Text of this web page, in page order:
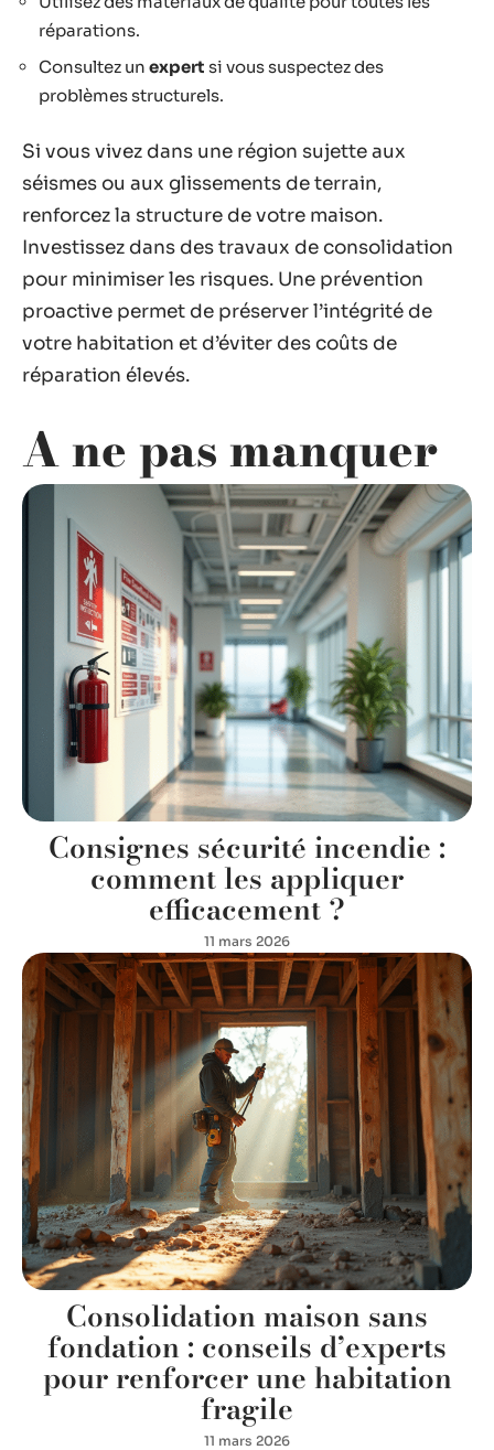
réparations.
Consultez un expert si vous suspectez des
problèmes structurels.
Si vous vivez dans une région sujette aux
séismes ou aux glissements de terrain,
renforcez la structure de votre maison.
Investissez dans des travaux de consolidation
pour minimiser les risques. Une prévention
proactive permet de préserver l’intégrité de
votre habitation et d’éviter des coûts de
réparation élevés.
A ne pas manquer
Consignes sécurité incendie :
comment les appliquer
efficacement ?
11 mars 2026
Consolidation maison sans
fondation : conseils d’experts
pour renforcer une habitation
fragile
11 mars 2026